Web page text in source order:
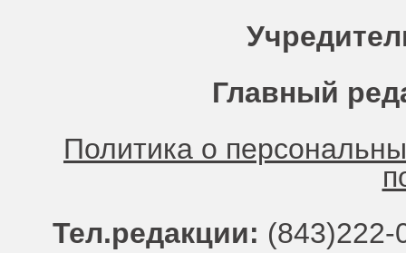
Главный
Политика о
Тел.редакции: